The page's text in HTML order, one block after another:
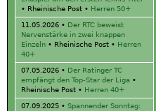
• Rheinische Post • Herren 50+
11.05.2026 • Der RTC beweist
Nervenstärke in zwei knappen
Einzeln • Rheinische Post • Herren
40+
07.05.2026 • Der Ratinger TC
empfängt den Top-Star der Liga •
Rheinische Post • Herren 40+
07.09.2025 • Spannender Sonntag: